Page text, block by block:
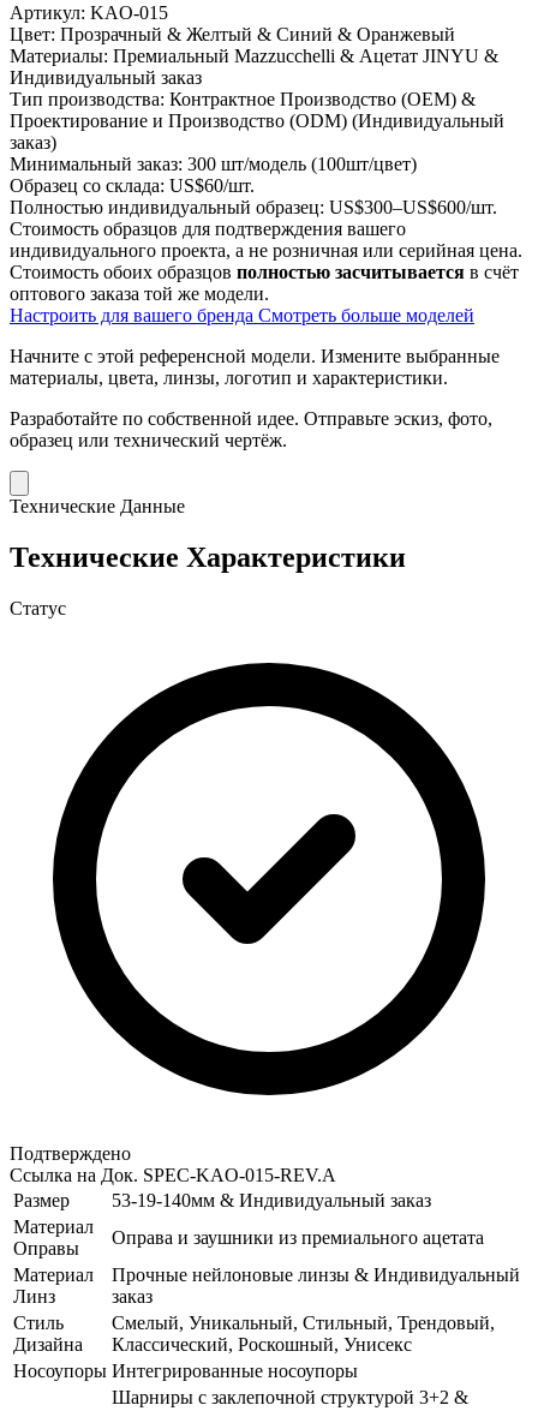
Артикул: KAO-015
Цвет: Прозрачный & Желтый & Синий & Оранжевый
Материалы: Премиальный Mazzucchelli & Ацетат JINYU &
Индивидуальный заказ
Тип производства: Контрактное Производство (OEM) &
Проектирование и Производство (ODM) (Индивидуальный
заказ)
Минимальный заказ: 300 шт/модель (100шт/цвет)
Образец со склада: US$60/шт.
Полностью индивидуальный образец: US$300–US$600/шт.
Стоимость образцов для подтверждения вашего
индивидуального проекта, а не розничная или серийная цена.
Стоимость обоих образцов полностью засчитывается в счёт
оптового заказа той же модели.
Настроить для вашего бренда Смотреть больше моделей
Начните с этой референсной модели. Измените выбранные
материалы, цвета, линзы, логотип и характеристики.
Разработайте по собственной идее. Отправьте эскиз, фото,
образец или технический чертёж.
Технические Данные
Технические Характеристики
Статус
Подтверждено
Ссылка на Док. SPEC-KAO-015-REV.A
Размер
53-19-140мм & Индивидуальный заказ
Материал
Оправы
Оправа и заушники из премиального ацетата
Материал
Линз
Прочные нейлоновые линзы & Индивидуальный
заказ
Стиль
Дизайна
Смелый, Уникальный, Стильный, Трендовый,
Классический, Роскошный, Унисекс
Носоупоры Интегрированные носоупоры
Шарниры с заклепочной структурой 3+2 &